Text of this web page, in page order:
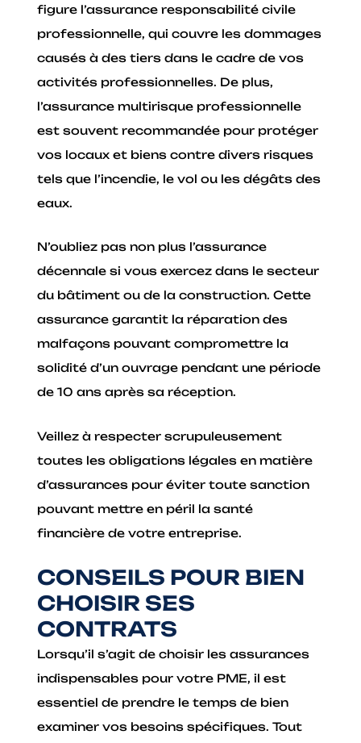
figure l’assurance responsabilité civile
professionnelle, qui couvre les dommages
causés à des tiers dans le cadre de vos
activités professionnelles. De plus,
l’assurance multirisque professionnelle
est souvent recommandée pour protéger
vos locaux et biens contre divers risques
tels que l’incendie, le vol ou les dégâts des
eaux.
N’oubliez pas non plus l’assurance
décennale si vous exercez dans le secteur
du bâtiment ou de la construction. Cette
assurance garantit la réparation des
malfaçons pouvant compromettre la
solidité d’un ouvrage pendant une période
de 10 ans après sa réception.
Veillez à respecter scrupuleusement
toutes les obligations légales en matière
d’assurances pour éviter toute sanction
pouvant mettre en péril la santé
financière de votre entreprise.
CONSEILS POUR BIEN
CHOISIR SES
CONTRATS
Lorsqu’il s’agit de choisir les assurances
indispensables pour votre PME, il est
essentiel de prendre le temps de bien
examiner vos besoins spécifiques. Tout